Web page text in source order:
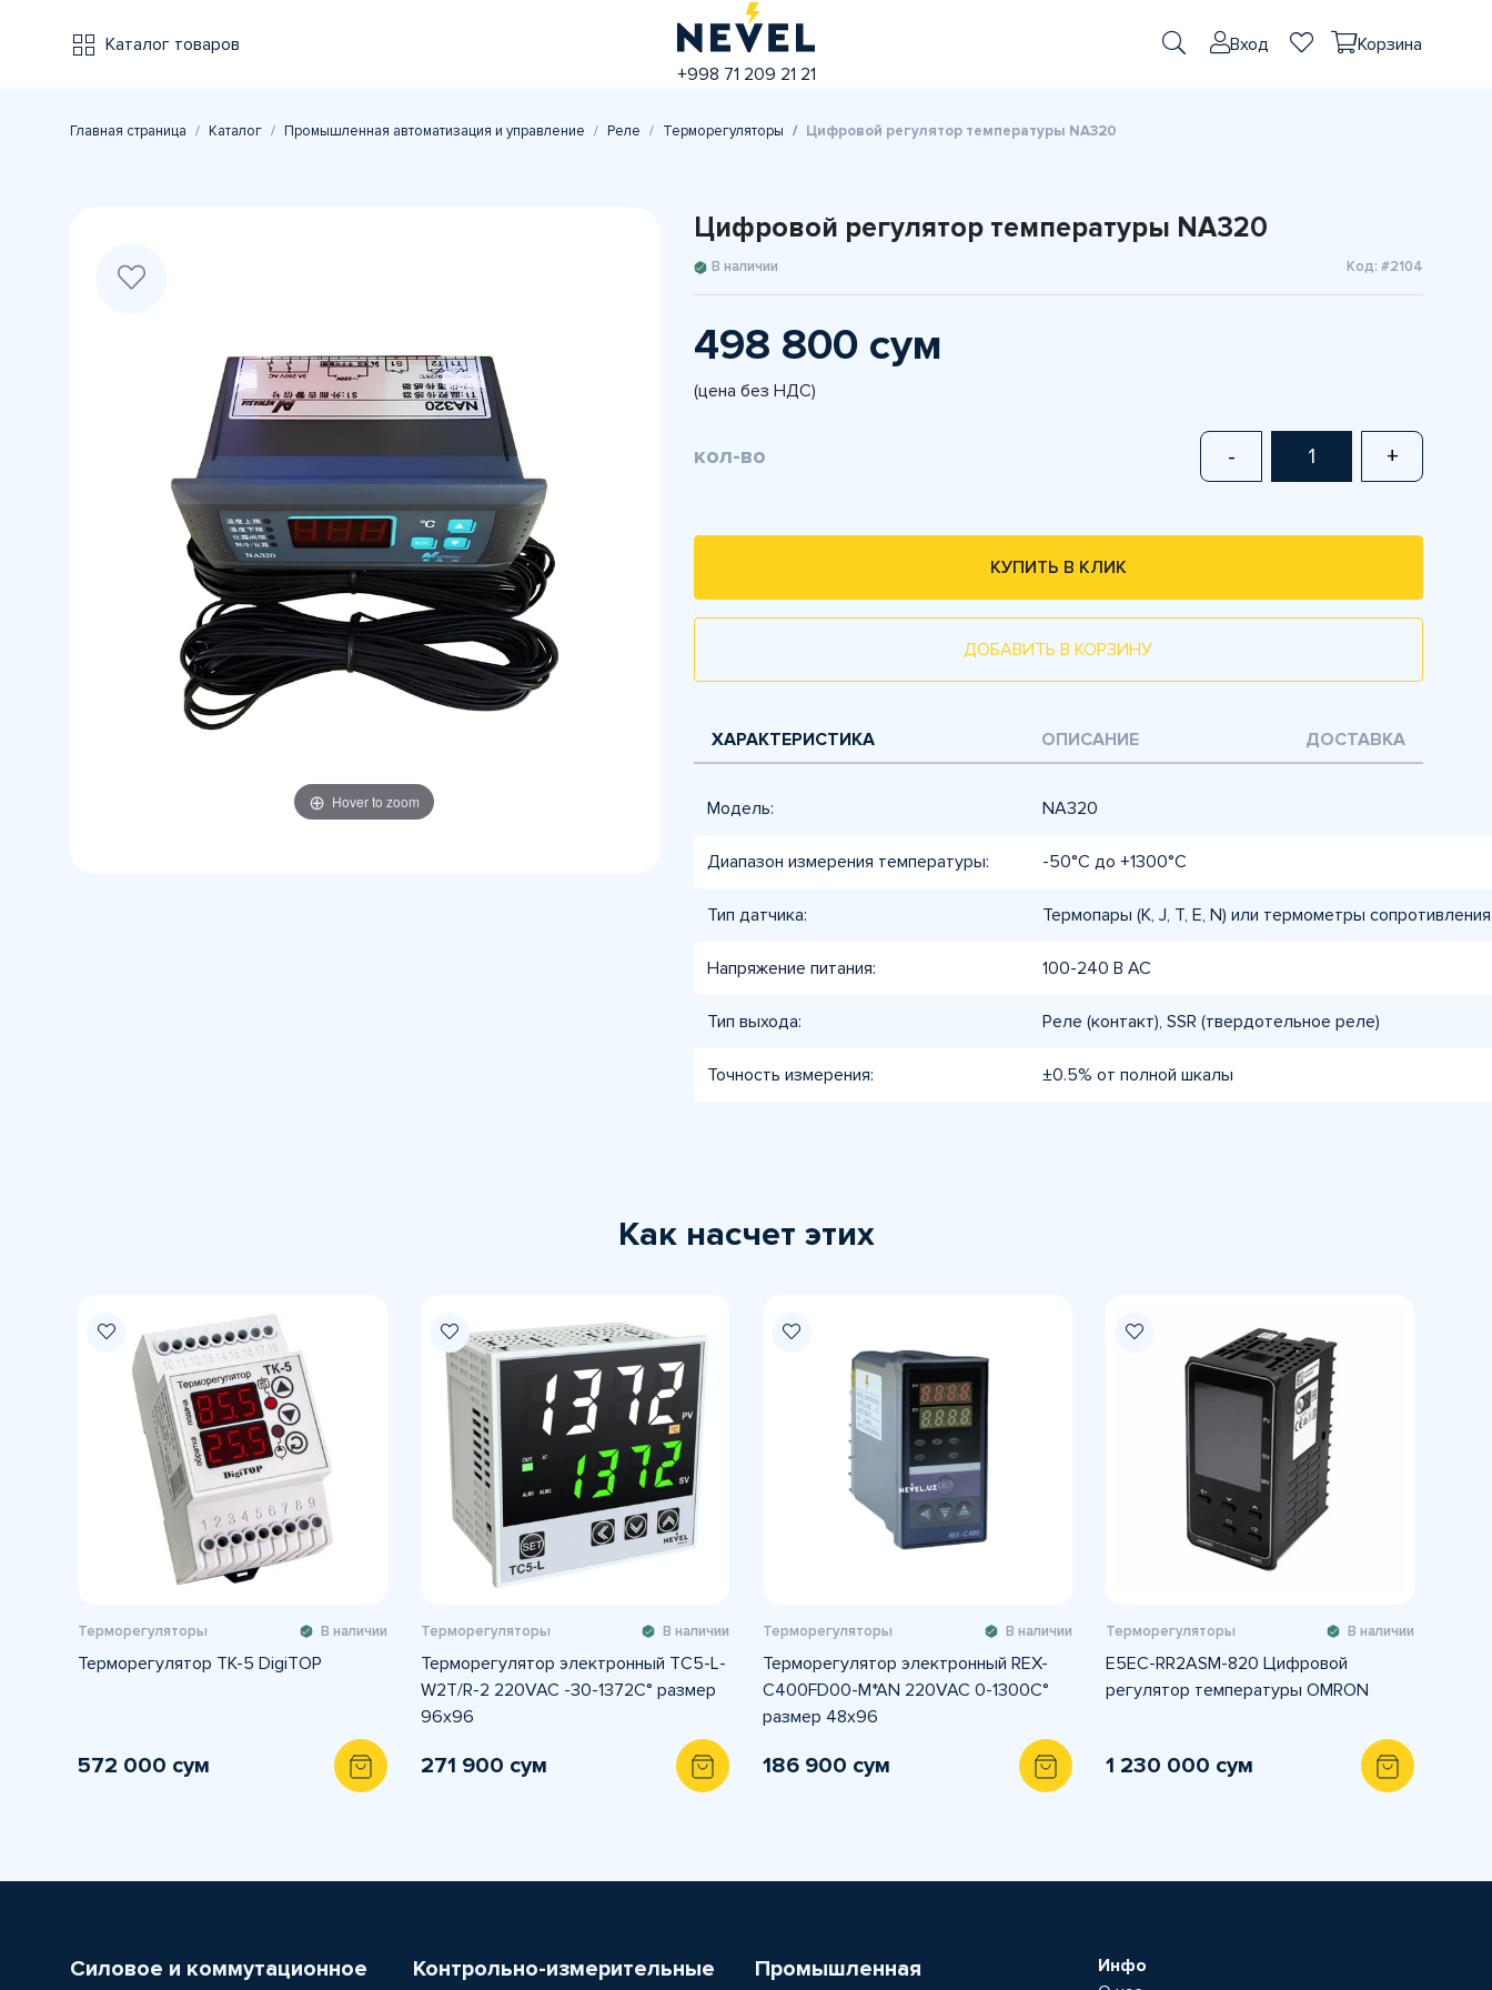
Каталог товаров
+998 71 209 21 21
Вход Корзина
Главная страница Каталог Промышленная автоматизация и управление Реле Терморегуляторы Цифровой регулятор температуры NA320
Hover to zoom
Цифровой регулятор температуры NA320
В наличии Код: #2104
498 800 сум
(цена без НДС)
кол-во - +
КУПИТЬ В КЛИК
ДОБАВИТЬ В КОРЗИНУ
ХАРАКТЕРИСТИКА ОПИСАНИЕ ДОСТАВКА
Модель: NA320
Диапазон измерения температуры: -50°C до +1300°C
Тип датчика: Термопары (K, J, T, E, N) или термометры
Напряжение питания: 100-240 В AC
Тип выхода: Реле (контакт), SSR (твердотельное реле)
Точность измерения: ±0.5% от полной шкалы
Как насчет этих
Терморегуляторы В наличии
Терморегулятор ТК-5 DigiTOP
572 000 сум
Терморегуляторы В наличии
Терморегулятор электронный TС5-L-
W2T/R-2 220VAC -30-1372C° размер
96x96
271 900 сум
Терморегуляторы В наличии
Терморегулятор электронный REX-
C400FD00-M*AN 220VAC 0-1300С°
размер 48x96
186 900 сум
Терморегуляторы В наличии
E5EC-RR2ASM-820 Цифровой
регулятор температуры OMRON
1 230 000 сум
Силовое и коммутационное
Контрольно-измерительные
Промышленная
Инфо